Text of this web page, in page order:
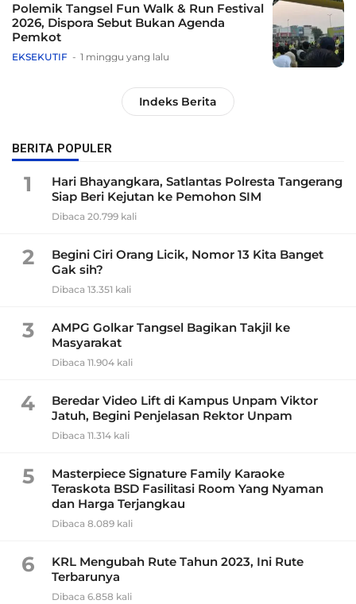
Polemik Tangsel Fun Walk & Run Festival
2026, Dispora Sebut Bukan Agenda
Pemkot
EKSEKUTIF 1 minggu yang lalu
Indeks Berita
BERITA POPULER
1
Hari Bhayangkara, Satlantas Polresta Tangerang
Siap Beri Kejutan ke Pemohon SIM
Dibaca 20.799 kali
2
Begini Ciri Orang Licik, Nomor 13 Kita Banget
Gak sih?
Dibaca 13.351 kali
3
AMPG Golkar Tangsel Bagikan Takjil ke
Masyarakat
Dibaca 11.904 kali
4
Beredar Video Lift di Kampus Unpam Viktor
Jatuh, Begini Penjelasan Rektor Unpam
Dibaca 11.314 kali
5
Masterpiece Signature Family Karaoke
Teraskota BSD Fasilitasi Room Yang Nyaman
dan Harga Terjangkau
Dibaca 8.089 kali
6
KRL Mengubah Rute Tahun 2023, Ini Rute
Terbarunya
Dibaca 6.858 kali